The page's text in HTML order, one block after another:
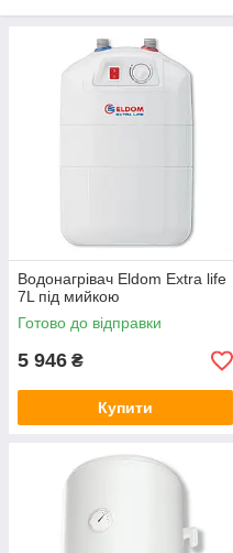
Водонагрівач Eldom Extra life
7L під мийкою
Готово до відправки
5 946 ₴
Купити